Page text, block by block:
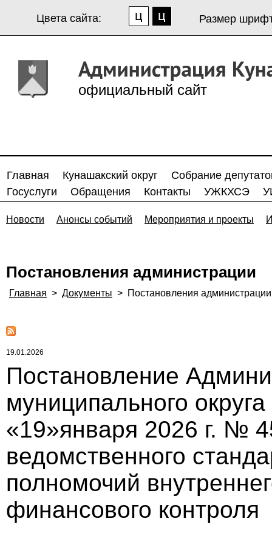
Цвета сайта: Размер
официальный сайт
Главная Кунашакский округ
Собрание
Госуслуги
Обращения Контакты УЖКХСЭ
Новости Анонсы событий Мероприятия и проекты
Постановления администрации
Главная > Документы > Постановления администрации
19.01.2026
Постановление
муниципального
«19»января 2026 г. №
ведомственного
полномочий
финансового контроля